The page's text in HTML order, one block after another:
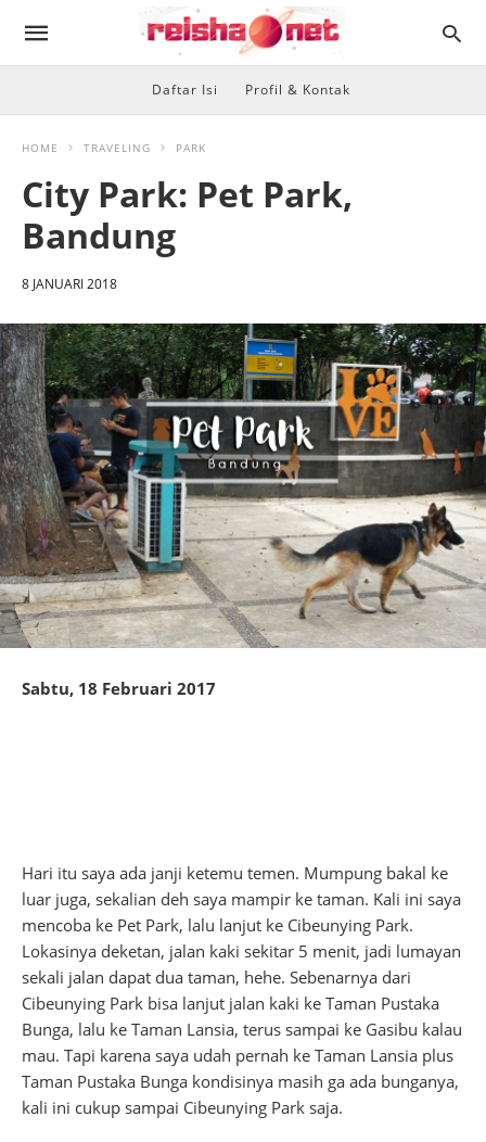
Daftar Isi Profil & Kontak
HOME TRAVELING PARK
City Park: Pet Park,
Bandung
8 JANUARI 2018
Sabtu, 18 Februari 2017
Hari itu saya ada janji ketemu temen. Mumpung bakal ke
luar juga, sekalian deh saya mampir ke taman. Kali ini saya
mencoba ke Pet Park, lalu lanjut ke Cibeunying Park.
Lokasinya deketan, jalan kaki sekitar 5 menit, jadi lumayan
sekali jalan dapat dua taman, hehe. Sebenarnya dari
Cibeunying Park bisa lanjut jalan kaki ke Taman Pustaka
Bunga, lalu ke Taman Lansia, terus sampai ke Gasibu kalau
mau. Tapi karena saya udah pernah ke Taman Lansia plus
Taman Pustaka Bunga kondisinya masih ga ada bunganya,
kali ini cukup sampai Cibeunying Park saja.